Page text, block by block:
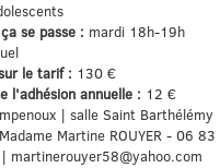
se passe : mardi 18h-19h
le tarif : 130 €
l'adhésion annuelle : 12 €
| salle Saint Barthélémy
Madame Martine ROUYER - 06 83
martinerouyer58@yahoo.com